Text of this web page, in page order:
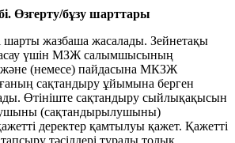
Өзгерту/бұзу шарттары
шарты жазбаша жасалады. Зейнетақы
үшін МЗЖ салымшысының
(немесе) пайдасына МКЗЖ
сақтандыру ұйымына берген
Өтініште сақтандыру сыйлықақысын
(сақтандырылушыны)
деректер қамтылуы қажет. Қажетті
тәсілдері туралы толық